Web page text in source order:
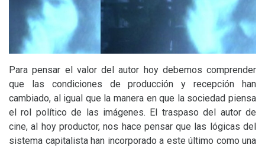
Para pensar el valor del autor hoy debemos comprender
que las condiciones de producción y recepción han
cambiado, al igual que la manera en que la sociedad piensa
el rol político de las imágenes. El traspaso del autor de
cine, al hoy productor, nos hace pensar que las lógicas del
sistema capitalista han incorporado a este último como una